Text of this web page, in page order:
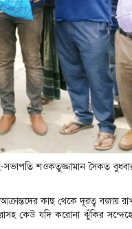
সভাপতি শওকতুজ্জামান সৈকত বুধবার
কাছ থেকে দূরত্ব বজায়
কেউ যদি করোনা ঝুঁকির সন্দেহে